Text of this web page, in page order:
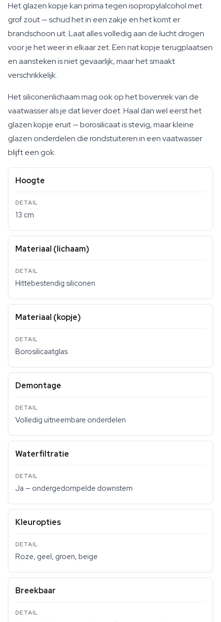
Het glazen kopje kan prima tegen isopropylalcohol met
grof zout — schud het in een zakje en het komt er
brandschoon uit. Laat alles volledig aan de lucht drogen
voor je het weer in elkaar zet. Een nat kopje terugplaatsen
en aansteken is niet gevaarlijk, maar het smaakt
verschrikkelijk.
Het siliconenlichaam mag ook op het bovenrek van de
vaatwasser als je dat liever doet. Haal dan wel eerst het
glazen kopje eruit — borosilicaat is stevig, maar kleine
glazen onderdelen die rondstuiteren in een vaatwasser
blijft een gok.
Hoogte
13 cm
Materiaal (lichaam)
Hittebestendig siliconen
Materiaal (kopje)
Borosilicaatglas
Demontage
Volledig uitneembare onderdelen
Waterfiltratie
Ja — ondergedompelde downstem
Kleuropties
Roze, geel, groen, beige
Breekbaar